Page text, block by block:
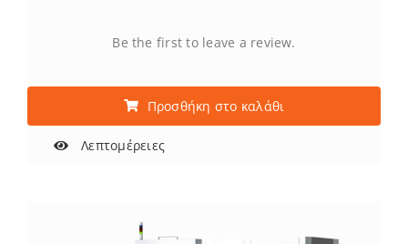
Be the first to leave a review.
Προσθήκη στο καλάθι
Λεπτομέρειες